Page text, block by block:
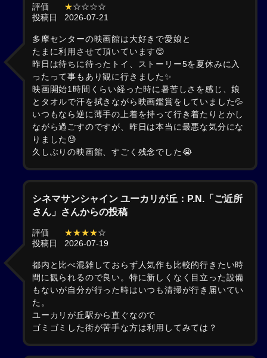
評価 ★☆☆☆☆
投稿日
2026-07-21
多摩センターの映画館は大好きで愛娘と
たまに利用させて頂いています😊
昨日は待ちに待ったトイ、ストーリー5を夏休みに入
ったって事もあり観に行きました✨
映画開始1時間くらい経った時に暑苦しさを感じ、娘
とタオルで汗を拭きながら映画鑑賞をしていました💦
いつもなら逆に薄手の上着を持って行き着たりとかし
ながら過ごすのですが、昨日は本当に最悪な気分にな
りました😓
久しぶりの映画館、すごく残念でした😭
シネマサンシャイン ユーカリが丘：P.N.「ご近所
さん」さんからの投稿
評価 ★★★★☆
投稿日
2026-07-19
都内と比べ混雑しておらず人気作も比較的行きたい時
間に観られるので良い。特に新しくなく目立った設備
もないが自分が行った時はいつも清掃が行き届いてい
た。
ユーカリが丘駅から直ぐなので
ゴミゴミした街が苦手な方は利用してみては？